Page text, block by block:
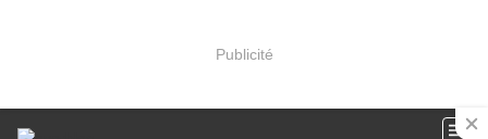
Publicité